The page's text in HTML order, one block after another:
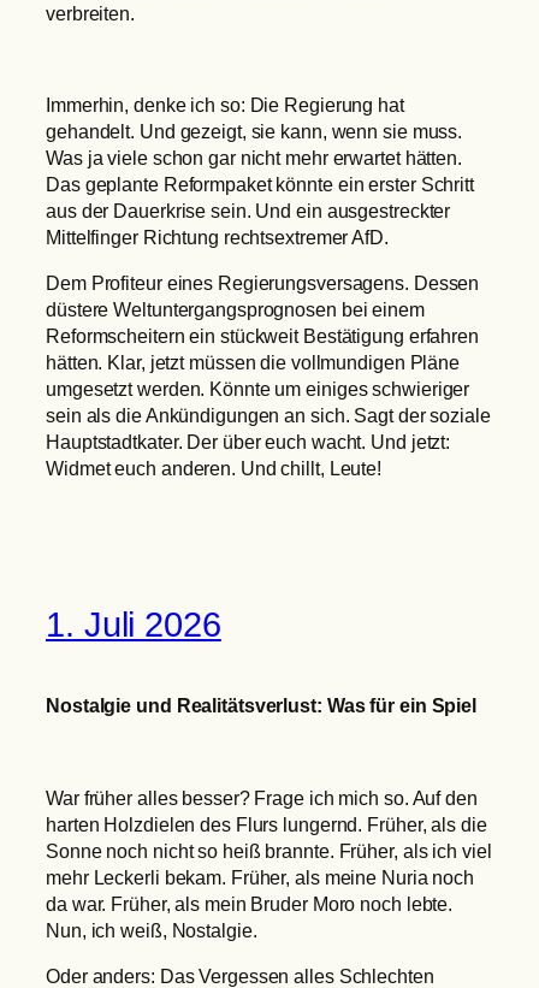
verbreiten.
Immerhin, denke ich so: Die Regierung hat
gehandelt. Und gezeigt, sie kann, wenn sie muss.
Was ja viele schon gar nicht mehr erwartet hätten.
Das geplante Reformpaket könnte ein erster Schritt
aus der Dauerkrise sein. Und ein ausgestreckter
Mittelfinger Richtung rechtsextremer AfD.
Dem Profiteur eines Regierungsversagens. Dessen
düstere Weltuntergangsprognosen bei einem
Reformscheitern ein stückweit Bestätigung erfahren
hätten. Klar, jetzt müssen die vollmundigen Pläne
umgesetzt werden. Könnte um einiges schwieriger
sein als die Ankündigungen an sich. Sagt der soziale
Hauptstadtkater. Der über euch wacht. Und jetzt:
Widmet euch anderen. Und chillt, Leute!
1. Juli 2026
Nostalgie und Realitätsverlust: Was für ein Spiel
War früher alles besser? Frage ich mich so. Auf den
harten Holzdielen des Flurs lungernd. Früher, als die
Sonne noch nicht so heiß brannte. Früher, als ich viel
mehr Leckerli bekam. Früher, als meine Nuria noch
da war. Früher, als mein Bruder Moro noch lebte.
Nun, ich weiß, Nostalgie.
Oder anders: Das Vergessen alles Schlechten